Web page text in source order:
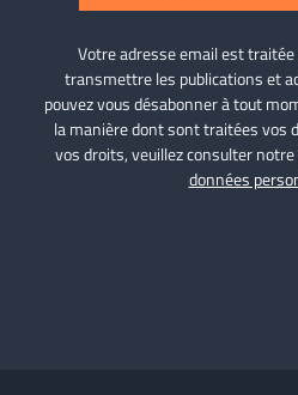
Votre adresse email est traitée
transmettre les publications et
pouvez vous désabonner à tout
la manière dont sont traitées vos
vos droits, veuillez consulter notre
données